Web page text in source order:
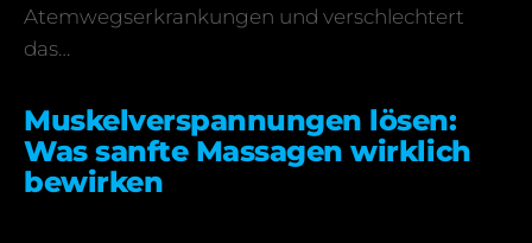
Atemwegserkrankungen und verschlechtert
das…
Muskelverspannungen lösen:
Was sanfte Massagen wirklich
bewirken